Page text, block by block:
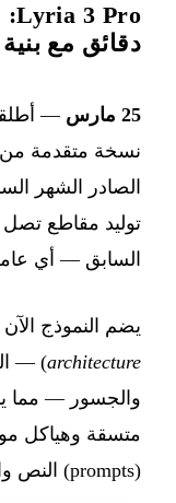
دقائق مع
25 مارس
الصادر الشهر
توليد مقاطع تصل
السابق — أي
يضم النموذج الآن
architecture
) —
والجسور — مما
متسقة وهياكل
(prompts) النص والصور والفيديو كنقطة انطلاق.